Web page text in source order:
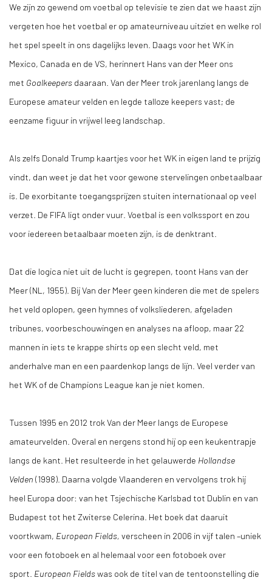
We zijn zo gewend om voetbal op televisie te zien dat we haast zijn
vergeten hoe het voetbal er op amateurniveau uitziet en welke rol
het spel speelt in ons dagelijks leven. Daags voor het WK in
Mexico, Canada en de VS, herinnert Hans van der Meer ons
met Goalkeepers daaraan. Van der Meer trok jarenlang langs de
Europese amateur velden en legde talloze keepers vast; de
eenzame figuur in vrijwel leeg landschap.
Als zelfs Donald Trump kaartjes voor het WK in eigen land te prijzig
vindt, dan weet je dat het voor gewone stervelingen onbetaalbaar
is. De exorbitante toegangsprijzen stuiten internationaal op veel
verzet. De FIFA ligt onder vuur. Voetbal is een volkssport en zou
voor iedereen betaalbaar moeten zijn, is de denktrant.
Dat die logica niet uit de lucht is gegrepen, toont Hans van der
Meer (NL, 1955). Bij Van der Meer geen kinderen die met de spelers
het veld oplopen, geen hymnes of volksliederen, afgeladen
tribunes, voorbeschouwingen en analyses na afloop, maar 22
mannen in iets te krappe shirts op een slecht veld, met
anderhalve man en een paardenkop langs de lijn. Veel verder van
het WK of de Champions League kan je niet komen.
Tussen 1995 en 2012 trok Van der Meer langs de Europese
amateurvelden. Overal en nergens stond hij op een keukentrapje
langs de kant. Het resulteerde in het gelauwerde Hollandse
Velden (1998). Daarna volgde Vlaanderen en vervolgens trok hij
heel Europa door: van het Tsjechische Karlsbad tot Dublin en van
Budapest tot het Zwiterse Celerina. Het boek dat daaruit
voortkwam, European Fields, verscheen in 2006 in vijf talen –uniek
voor een fotoboek en al helemaal voor een fotoboek over
sport. European Fieldswas ook de titel van de tentoonstelling die